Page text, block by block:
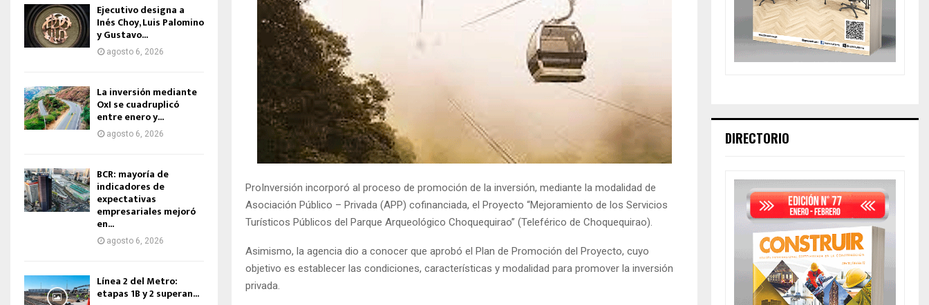
ProInversión incorporó al proceso de promoción de la inversión, mediante la modalidad de
Asociación Público – Privada (APP) cofinanciada, el Proyecto “Mejoramiento de los Servicios
Turísticos Públicos del Parque Arqueológico Choquequirao” (Teleférico de Choquequirao).
Asimismo, la agencia dio a conocer que aprobó el Plan de Promoción del Proyecto, cuyo
objetivo es establecer las condiciones, características y modalidad para promover la inversión
privada.
Ejecutivo designa a
Inés Choy, Luis Palomino
y Gustavo...
agosto 6, 2026
La inversión mediante
OxI se cuadruplicó
entre enero y...
agosto 6, 2026
BCR: mayoría de
indicadores de
expectativas
empresariales mejoró
en...
agosto 6, 2026
Línea 2 del Metro:
etapas 1B y 2 superan...
DIRECTORIO